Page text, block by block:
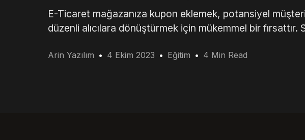
E-Ticaret mağazanıza kupon eklemek, potansiyel
düzenli alıcılara dönüştürmek için mükemmel bir
Arin Yazılım 4 Ekim 2023 Eğitim 4 Min Read